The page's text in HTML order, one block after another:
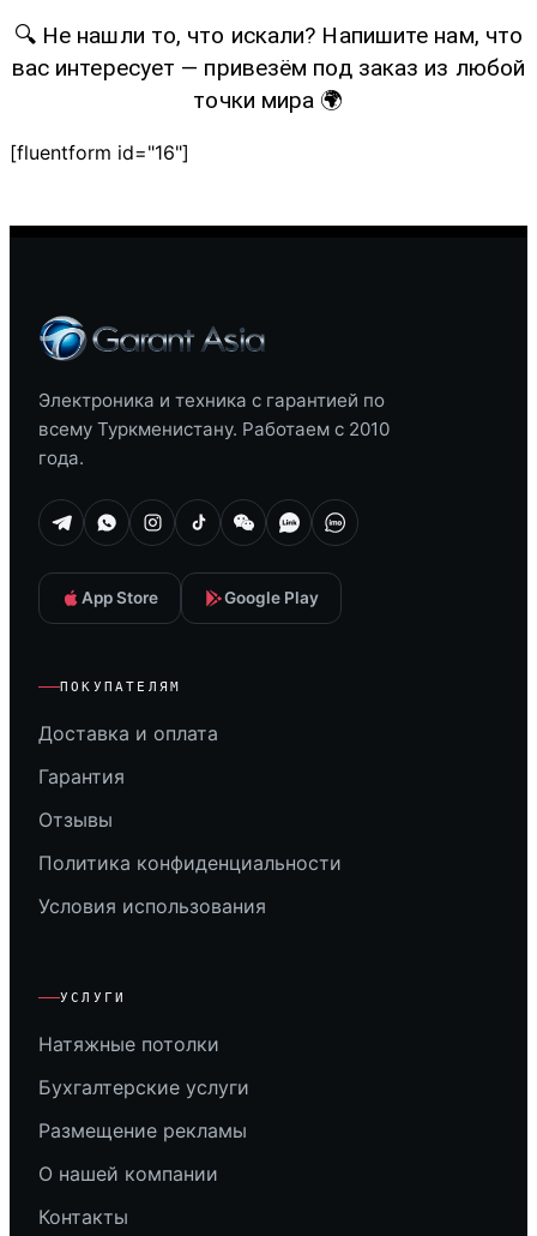
🔍 Не нашли то, что искали? Напишите нам, что
вас интересует — привезём под заказ из любой
точки мира 🌍
[fluentform id="16"]
Электроника и техника с гарантией по
всему Туркменистану. Работаем с 2010
года.
App Store Google Play
ПОКУПАТЕЛЯМ
Доставка и оплата
Гарантия
Отзывы
Политика конфиденциальности
Условия использования
УСЛУГИ
Натяжные потолки
Бухгалтерские услуги
Размещение рекламы
О нашей компании
Контакты